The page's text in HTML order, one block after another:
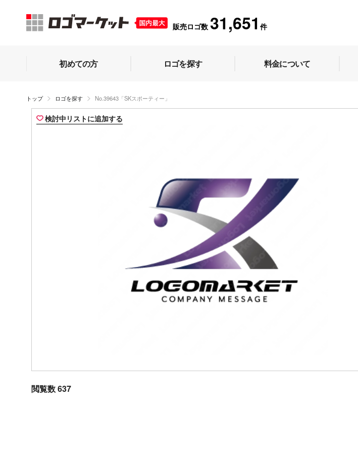
販売ロゴ数 31,651 件
初めての方 ロゴを探す 料金について
トップ ロゴを探す No.39643「SKスポーティー」
検討中リストに追加する
閲覧数 637